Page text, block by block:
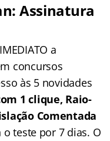
Assinatura
a
concursos
às 5 novidades
1 clique, Raio-
Comentada
o teste por 7 dias. O